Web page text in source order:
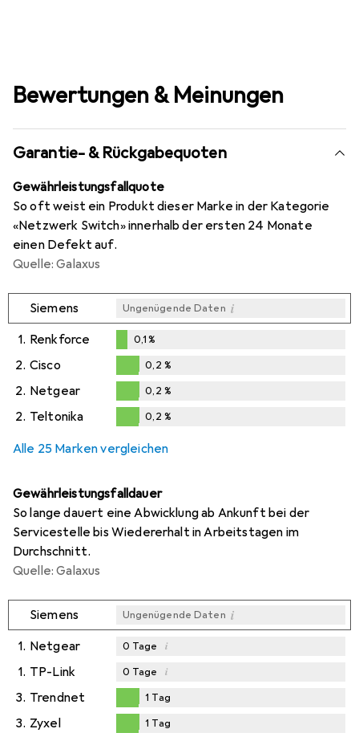
Bewertungen & Meinungen
Garantie- & Rückgabequoten
Gewährleistungsfallquote
So oft weist ein Produkt dieser Marke in der Kategorie
«Netzwerk Switch» innerhalb der ersten 24 Monate
einen Defekt auf.
Quelle: Galaxus
Siemens Ungenügende Daten i
1. Renkforce
%
0,1%
2. Cisco
0,2%
0,2 %
2. Netgear
0,2%
0,2 %
2. Teltonika 0,2 %
Alle 25 Marken vergleichen
Gewährleistungsfalldauer
So lange dauert eine Abwicklung ab Ankunft bei der
Servicestelle bis Wiedererhalt in Arbeitstagen im
Durchschnitt.
Quelle: Galaxus
Siemens Ungenügende Daten i
1. Netgear 0 Tage i
1. TP-Link 0 Tage i
3. Trendnet
Tag
1 Tag
3. Zyxel 1 Tag